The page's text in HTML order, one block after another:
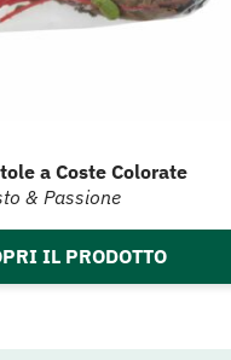
a Coste Colorate
& Passione
IL PRODOTTO